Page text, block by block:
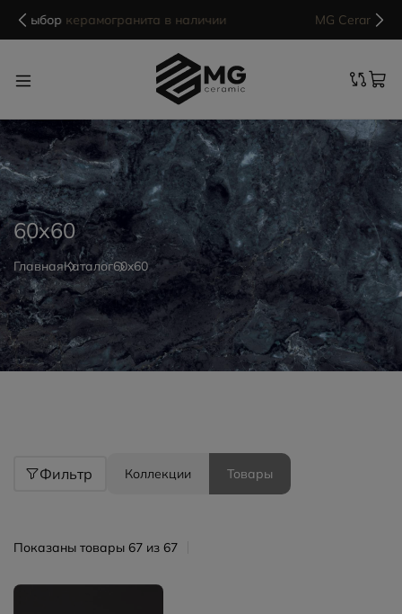
MG Ceramic- делаем красиво надолго
60x60
ГлавнаяКаталог60x60
Фильтр Коллекции Товары
Показаны товары 67 из 67